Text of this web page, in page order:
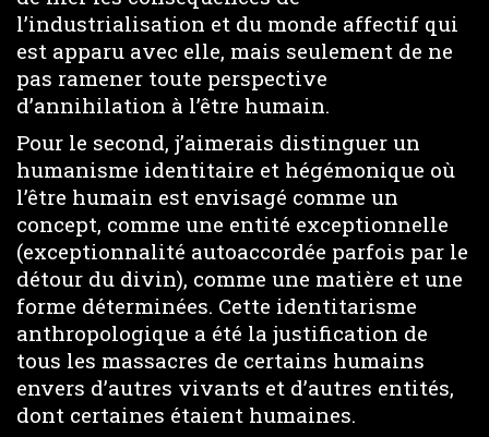
l’industrialisation et du monde affectif qui
est apparu avec elle, mais seulement de ne
pas ramener toute perspective
d’annihilation à l’être humain.
Pour le second, j’aimerais distinguer un
humanisme identitaire et hégémonique où
l’être humain est envisagé comme un
concept, comme une entité exceptionnelle
(exceptionnalité autoaccordée parfois par le
détour du divin), comme une matière et une
forme déterminées. Cette identitarisme
anthropologique a été la justification de
tous les massacres de certains humains
envers d’autres vivants et d’autres entités,
dont certaines étaient humaines.